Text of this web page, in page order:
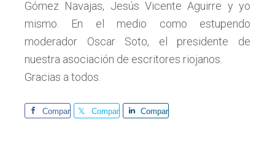
Gómez Navajas, Jesús Vicente Aguirre y yo
mismo. En el medio como estupendo
moderador Oscar Soto, el presidente de
nuestra asociación de escritores riojanos.
Gracias a todos.
Comparte Comparte Comparte